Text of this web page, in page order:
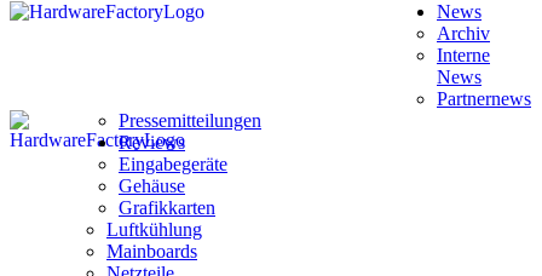
News
Archiv
Interne
News
Partnernews
Pressemitteilungen
Reviews
Eingabegeräte
Gehäuse
Grafikkarten
Luftkühlung
Mainboards